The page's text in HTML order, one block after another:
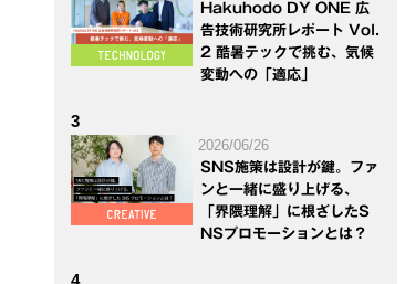
Hakuhodo DY ONE 広
告技術研究所レポート Vol.
2 酷暑テックで挑む、気候
変動への「適応」
3
2026/06/26
SNS施策は設計が鍵。ファ
ンと一緒に盛り上げる、
「界隈理解」に根ざしたS
NSプロモーションとは？
4